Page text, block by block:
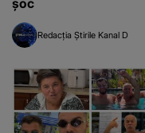
Redacția Știrile Kanal D